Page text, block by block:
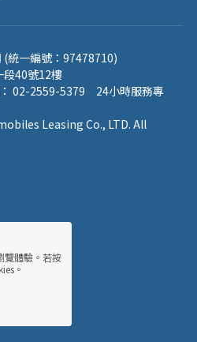
統一編號：97478710)
段40號12樓
02-2559-5379　24小時服務專
Leasing Co., LTD. All
覽體驗。若按
。